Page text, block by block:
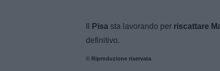
Pisa sta lavorando per riscattare
definitivo.
© Riproduzione riservata